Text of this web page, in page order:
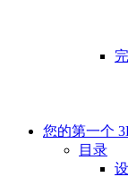
您的第一个
目录